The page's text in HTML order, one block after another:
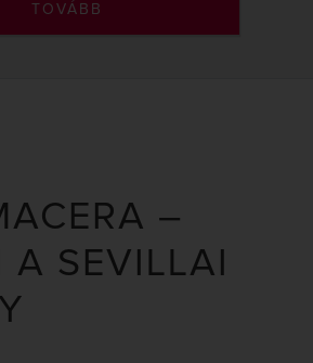
TOVÁBB
–
A SEVILLAI